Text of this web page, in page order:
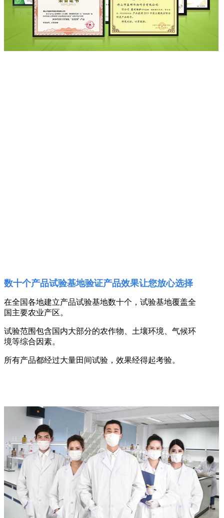
数十个产品试验基地验证产品效果让您放心选择
在全国各地建立产品试验基地数十个，试验基地覆盖全
国主要农业产区。
试验范围包含国内大部分的农作物、土壤环境、气候环
境等综合因素。
所有产品都经过大量田间试验，效果经得起考验。